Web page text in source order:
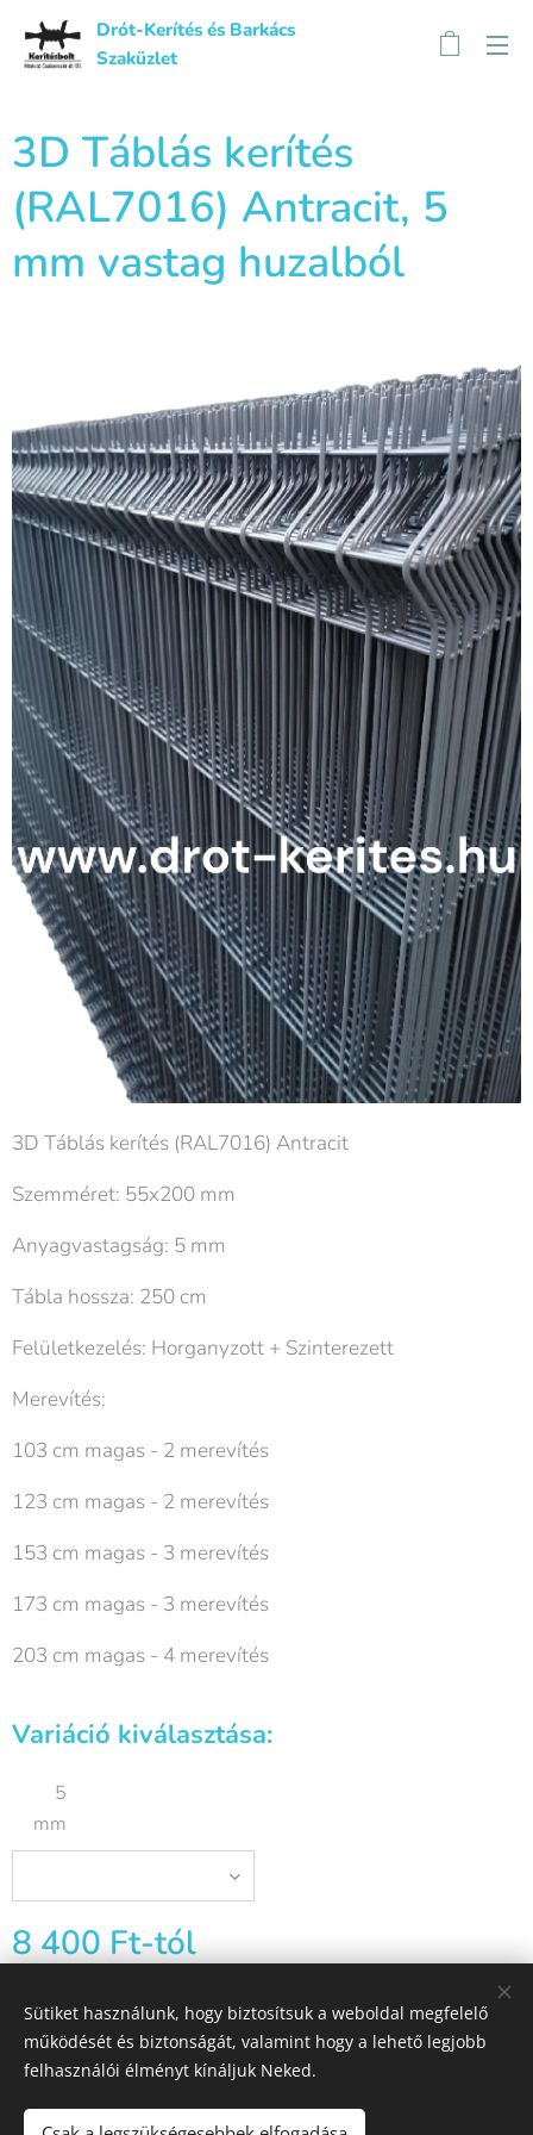
Drót-Kerítés és Barkács
Szaküzlet
3D Táblás kerítés
(RAL7016) Antracit, 5
mm vastag huzalból
3D Táblás kerítés (RAL7016) Antracit
Szemméret: 55x200 mm
Anyagvastagság: 5 mm
Tábla hossza: 250 cm
Felületkezelés: Horganyzott + Szinterezett
Merevítés:
103 cm magas - 2 merevítés
123 cm magas - 2 merevítés
153 cm magas - 3 merevítés
173 cm magas - 3 merevítés
203 cm magas - 4 merevítés
Variáció kiválasztása:
5
mm
8 400Ft-tól
Drót-Kerítés és Barkács Szaküzlet, 3508 Miskolc, Csabavezér út 101
Sütiket használunk, hogy biztosítsuk a weboldal megfelelő
működését és biztonságát, valamint hogy a lehető legjobb
felhasználói élményt kínáljuk Neked.